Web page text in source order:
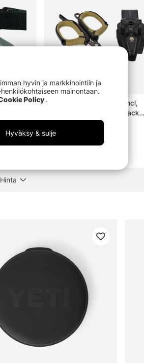
2
Westin Braid Scissors Incl,
Sheath S 3,5''/8,9cm Black
Sand
Hinta
hyvin ja markkinointiin ja
mainontaan.
Policy .
Hyväksy & sulje